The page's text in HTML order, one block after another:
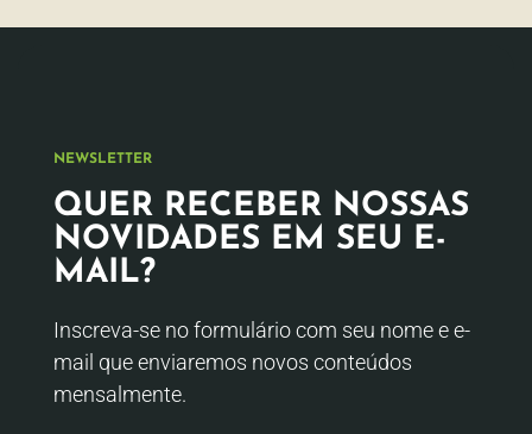
NEWSLETTER
QUER RECEBER NOSSAS
NOVIDADES EM SEU E-
MAIL?
Inscreva-se no formulário com seu nome e e-
mail que enviaremos novos conteúdos
mensalmente.